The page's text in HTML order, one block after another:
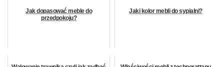
Jak dopasować meble do
przedpokoju?
Jaki kolor mebli do sypialni?